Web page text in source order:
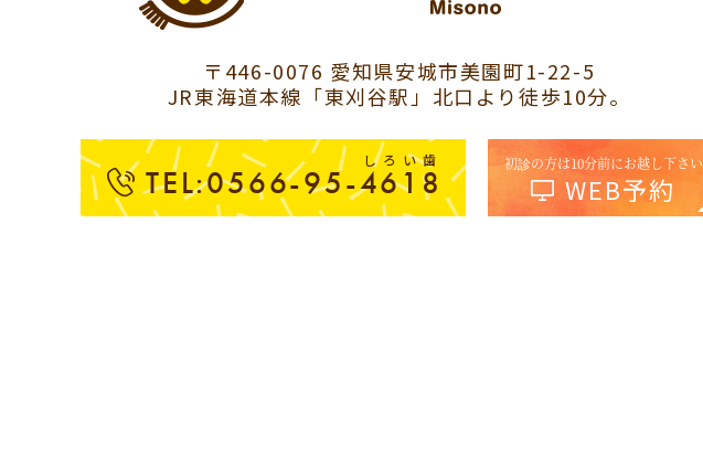
〒446-0076 愛知県安城市美園町1-22-5
JR東海道本線「東刈谷駅」北口より徒歩10分。
しろい歯
TEL:0566-95-4618
初診の方は10分前にお越し下さい
WEB予約